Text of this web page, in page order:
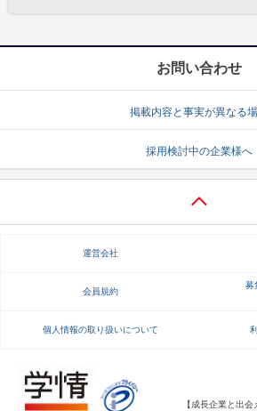
お問い合わせ
掲載内容と事実が異なる
採用検討中の企業様へ
運営会社
会員規約
募
個人情報の取り扱いについて
【成長企業と出